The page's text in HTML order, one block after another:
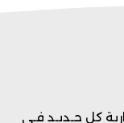
كل جـديـد فـى